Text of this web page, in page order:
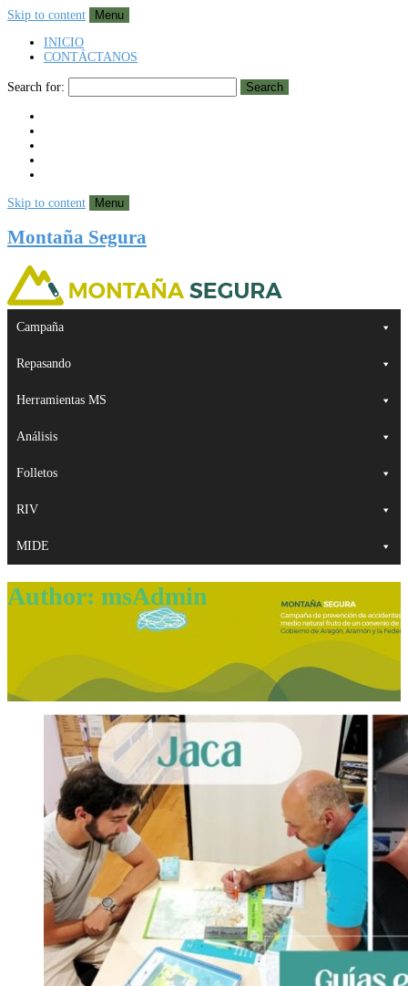
Skip to content
Menu
INICIO
CONTÁCTANOS
Search for: Search
Skip to content Menu
Montaña Segura
Campaña
Repasando
Herramientas MS
Análisis
Folletos
RIV
MIDE
Author: msAdmin